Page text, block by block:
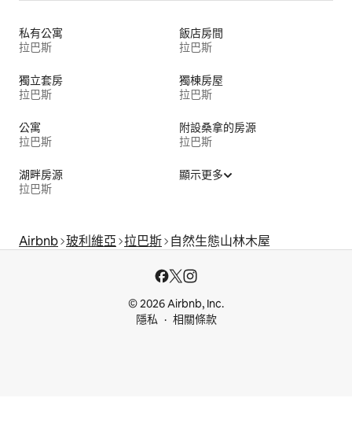
私有公寓
拉巴斯
飯店房間
拉巴斯
獨立套房
拉巴斯
獨棟房屋
拉巴斯
公寓
拉巴斯
附設桑拿的房源
拉巴斯
湖畔房源
拉巴斯
顯示更多
Airbnb 玻利維亞 拉巴斯 自然生態山林木屋
© 2026 Airbnb, Inc.
隱私
相關條款